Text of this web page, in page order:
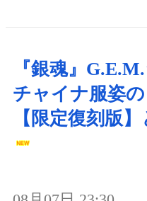
『銀魂』
チャイナ服姿
【限定復刻版